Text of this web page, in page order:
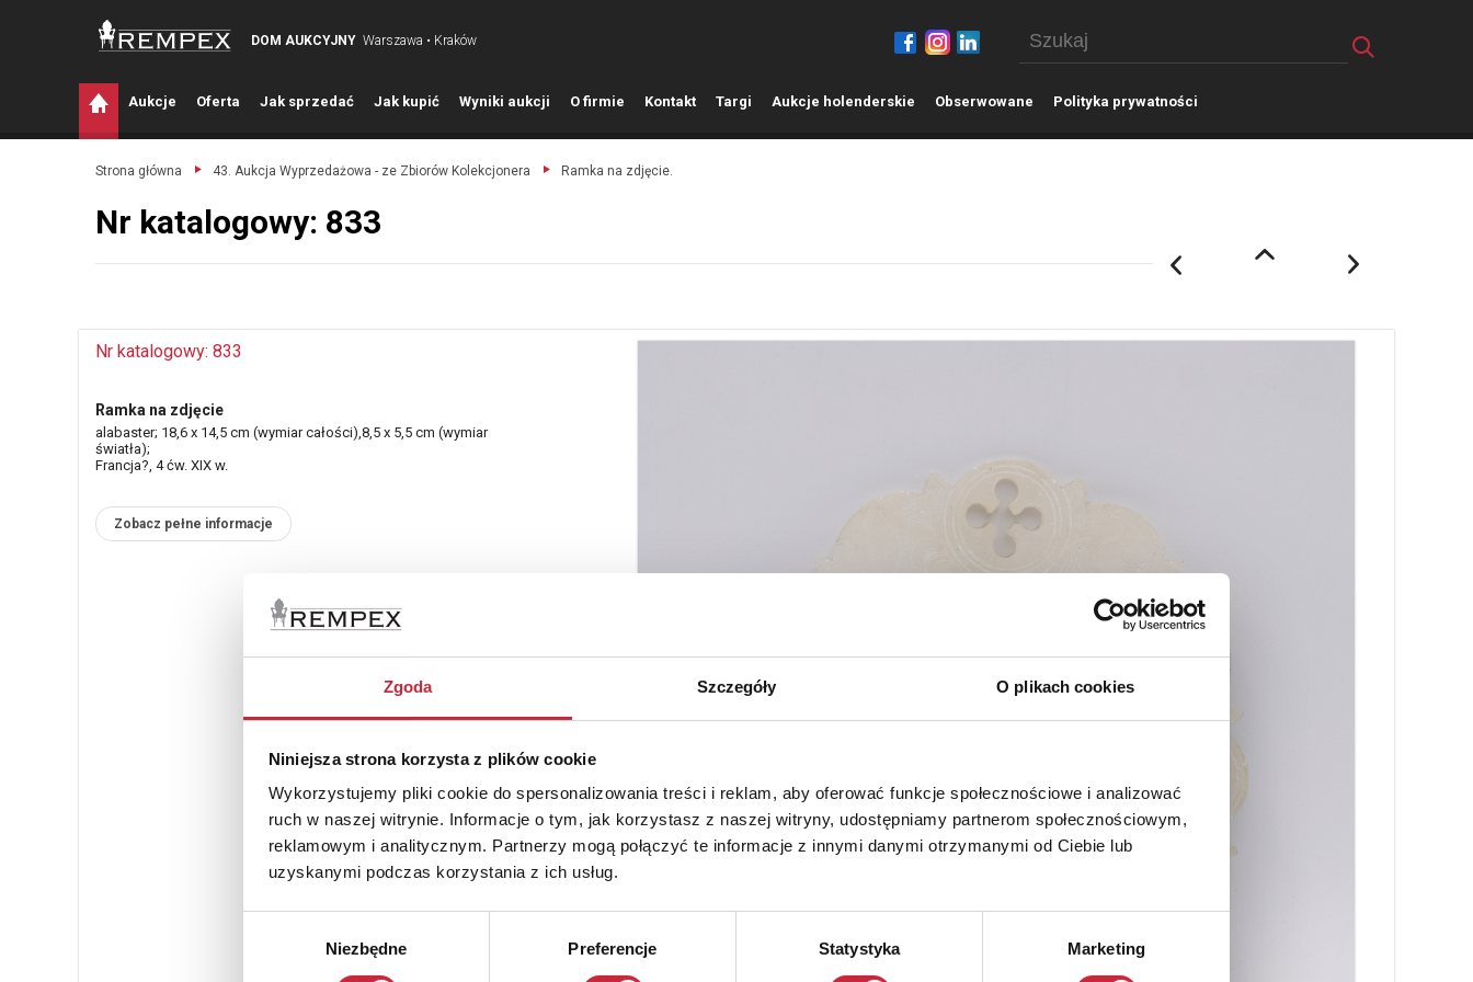
Zgoda Szczegóły O plikach cookies
Niniejsza strona korzysta z plików cookie
Wykorzystujemy pliki cookie do spersonalizowania treści i reklam, aby oferować funkcje społecznościowe i analizować
ruch w naszej witrynie. Informacje o tym, jak korzystasz z naszej witryny, udostępniamy partnerom społecznościowym,
reklamowym i analitycznym. Partnerzy mogą połączyć te informacje z innymi danymi otrzymanymi od Ciebie lub
uzyskanymi podczas korzystania z ich usług.
Niezbędne Preferencje Statystyka Marketing
DOM AUKCYJNY Warszawa • Kraków
Aukcje Oferta Jak sprzedać Jak kupić Wyniki aukcji O firmie Kontakt Targi Aukcje holenderskie Obserwowane Polityka prywatności
Strona główna 43. Aukcja Wyprzedażowa - ze Zbiorów Kolekcjonera Ramka na zdjęcie.
Nr katalogowy: 833
Nr katalogowy: 833
Ramka na zdjęcie
alabaster; 18,6 x 14,5 cm (wymiar całości),8,5 x 5,5 cm (wymiar
światła);
Francja?, 4 ćw. XIX w.
Zobacz pełne informacje